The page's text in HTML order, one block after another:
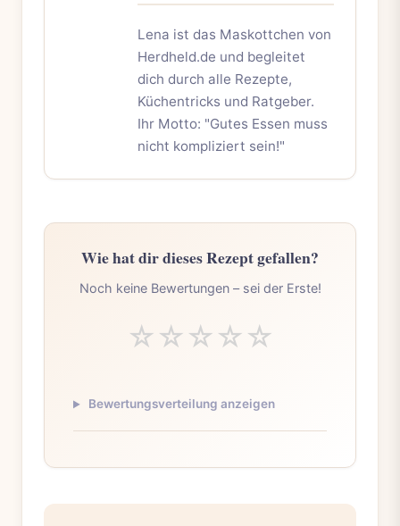
Lena ist das Maskottchen von
Herdheld.de und begleitet
dich durch alle Rezepte,
Küchentricks und Ratgeber.
Ihr Motto: "Gutes Essen muss
nicht kompliziert sein!"
Wie hat dir dieses Rezept gefallen?
Noch keine Bewertungen – sei der Erste!
☆☆☆☆☆
Bewertungsverteilung anzeigen